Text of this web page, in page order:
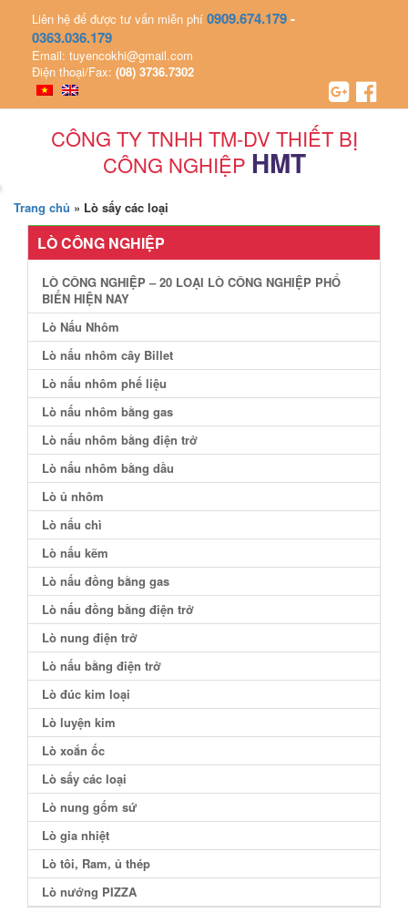
Liên hệ để được tư vấn miễn phí 0909.674.179-
0363.036.179
Email: tuyencokhi@gmail.com
Điện thoại/Fax: (08) 3736.7302
CÔNG TY TNHH TM-DV THIẾT BỊ
CÔNG NGHIỆP HMT
Trang chủ » Lò sấy các loại
LÒ CÔNG NGHIỆP
LÒ CÔNG NGHIỆP – 20 LOẠI LÒ CÔNG NGHIỆP PHỔ
BIẾN HIỆN NAY
Lò Nấu Nhôm
Lò nấu nhôm cây Billet
Lò nấu nhôm phế liệu
Lò nấu nhôm bằng gas
Lò nấu nhôm bằng điện trở
Lò nấu nhôm bằng dầu
Lò ủ nhôm
Lò nấu chì
Lò nấu kẽm
Lò nấu đồng bằng gas
Lò nấu đồng bằng điện trở
Lò nung điện trở
Lò nấu bằng điện trở
Lò đúc kim loại
Lò luyện kim
Lò xoắn ốc
Lò sấy các loại
Lò nung gốm sứ
Lò gia nhiệt
Lò tôi, Ram, ủ thép
Lò nướng PIZZA